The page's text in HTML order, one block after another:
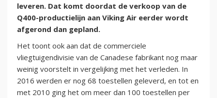
leveren. Dat komt doordat de verkoop van de
Q400-productielijn aan Viking Air eerder wordt
afgerond dan gepland.
Het toont ook aan dat de commerciele
vliegtuigendivisie van de Canadese fabrikant nog maar
weinig voorstelt in vergelijking met het verleden. In
2016 werden er nog 68 toestellen geleverd, en tot en
met 2010 ging het om meer dan 100 toestellen per